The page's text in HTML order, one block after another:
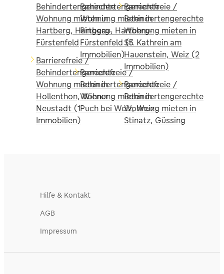
Behindertengerechte
Wohnung mieten in
Hartberg, Hartberg-
Fürstenfeld
Barrierefreie /
Behindertengerechte
Wohnung mieten in
Hollenthon, Wiener
Neustadt (1
Immobilien)
Behindertengerechte
Wohnung mieten in
Pinggau, Hartberg-
Fürstenfeld (3
Immobilien)
Barrierefreie /
Behindertengerechte
Wohnung mieten in
Puch bei Weiz, Weiz
Barrierefreie /
Behindertengerechte
Wohnung mieten in
St. Kathrein am
Hauenstein, Weiz (2
Immobilien)
Barrierefreie /
Behindertengerechte
Wohnung mieten in
Stinatz, Güssing
Hilfe & Kontakt
AGB
Impressum